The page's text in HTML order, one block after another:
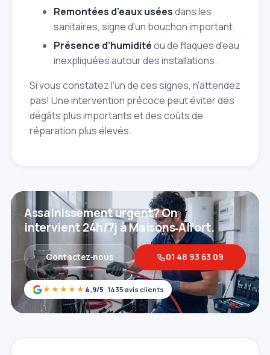
Remontées d'eaux uséesdans les
sanitaires, signe d'un bouchon important.
Présence d'humiditéou de flaques d'eau
inexpliquées autour des installations.
Si vous constatez l'un de ces signes, n'attendez
pas! Une intervention précoce peut éviter des
dégâts plus importants et des coûts de
réparation plus élevés.
★★★★★ 4,9/5 · 1435 avis clients
Assainissement urgent? On
intervient 24h/7j à Maisons‑Alfort.
Contactez‑nous 01 48 93 63 09